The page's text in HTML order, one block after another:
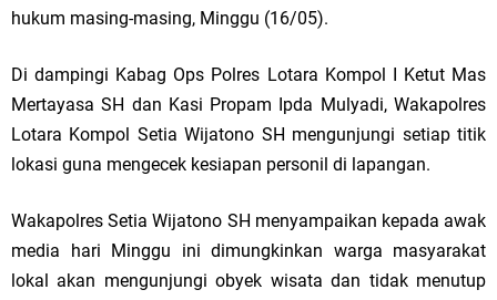
hukum masing-masing, Minggu (16/05).
Di dampingi Kabag Ops Polres Lotara Kompol I Ketut Mas
Mertayasa SH dan Kasi Propam Ipda Mulyadi, Wakapolres
Lotara Kompol Setia Wijatono SH mengunjungi setiap titik
lokasi guna mengecek kesiapan personil di lapangan.
Wakapolres Setia Wijatono SH menyampaikan kepada awak
media hari Minggu ini dimungkinkan warga masyarakat
lokal akan mengunjungi obyek wisata dan tidak menutup